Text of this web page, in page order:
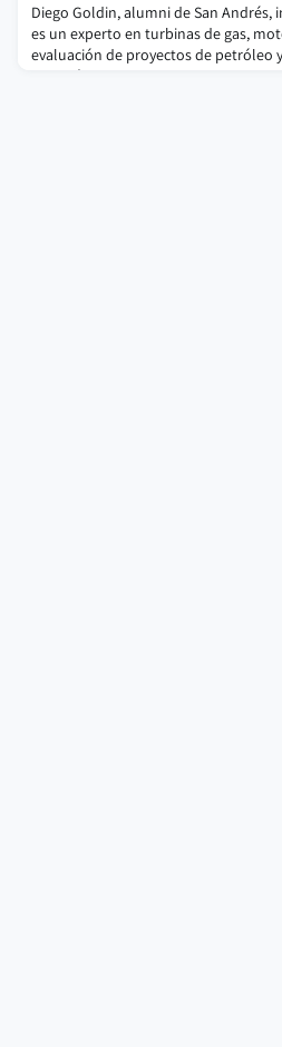
Diego Goldin, alumni de San
es un experto en turbinas de gas,
evaluación de proyectos de petróleo
dirección ejecutiva de NGV Global, la